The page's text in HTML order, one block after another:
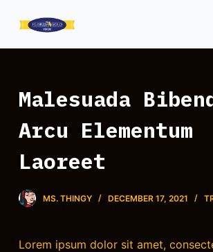
k
i
o
o
e
Malesuada
Arcu Elementum
Laoreet
MS. THINGY DECEMBER 17, 2021
Lorem ipsum dolor sit amet,